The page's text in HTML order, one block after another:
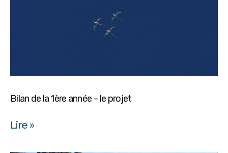
Bilan de la 1ère année – le projet
Lire »